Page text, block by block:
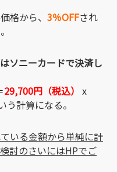
格から、 3％OFFされ
ソニーカードで決済し
29,700円（税込） x
う計算になる。
いる金額から単純に計
討のさいにはHPでご